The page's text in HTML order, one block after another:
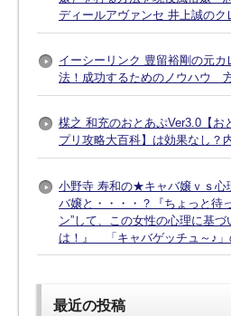
ディールアヴァンセ 井上誠のク
イーシーリンク 豊留裕剛の元
法！成功するためのノウハウ
楳之 和充のおとあぷVer3.0【お
プリ攻略大百科】は効果なし？
小野寺 寿和の★キャバ嬢ｖｓ
バ嬢と・・・・？『ちょっと待
ン”して、この女性の心理に基
は！』 「キャバゲッチュ～♪
最近の投稿